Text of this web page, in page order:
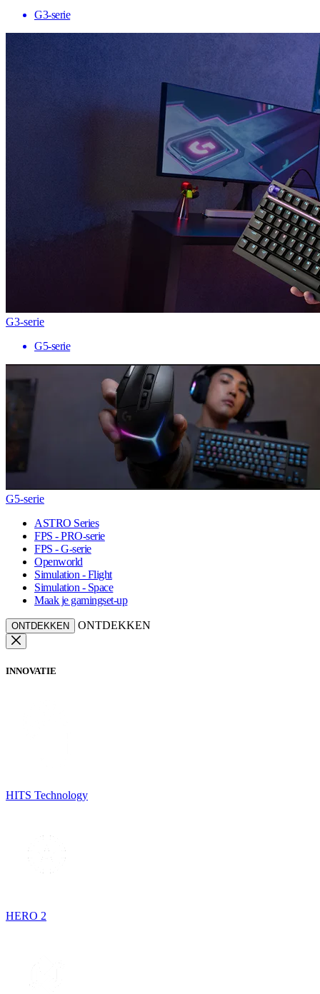
G3-serie
G3-serie
G5-serie
G5-serie
ASTRO Series
FPS - PRO-serie
FPS - G-serie
Openworld
Simulation - Flight
Simulation - Space
Maak je gamingset-up
ONTDEKKEN ONTDEKKEN
INNOVATIE
HITS Technology
HERO 2